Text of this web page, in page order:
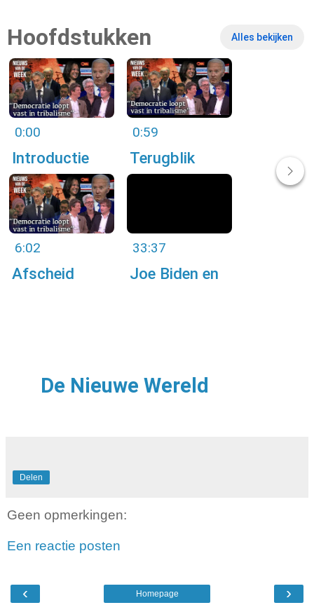
Hoofdstukken Alles bekijken
Introductie
0:00
Terugblik
Nacht van
0:59
Afscheid
6:02
Joe Biden en
33:37
De Nieuwe Wereld
Delen
Geen opmerkingen:
Een reactie posten
‹ ›
Homepage